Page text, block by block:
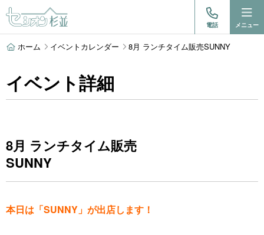
電話 メニュー
ホーム イベントカレンダー 8月 ランチタイム販売SUNNY
イベント詳細
8月 ランチタイム販売
SUNNY
本日は「SUNNY」が出店します！